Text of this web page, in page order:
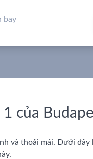
của
và thoải mái. Dưới